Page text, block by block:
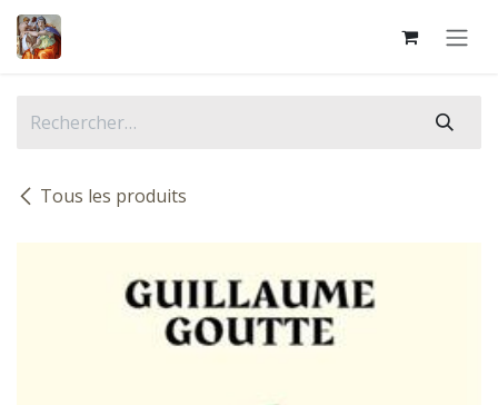
Se rendre au contenu
Tous les produits